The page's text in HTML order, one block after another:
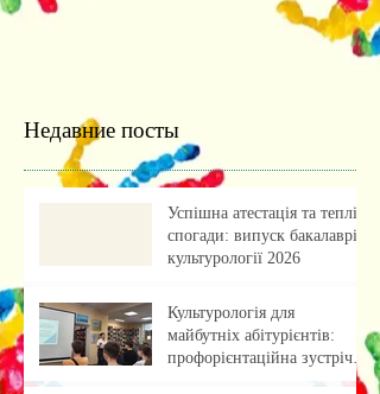
Недавние посты
Успішна атестація та теплі
спогади: випуск бакалаврів
культурології 2026
Культурологія для
майбутніх абітурієнтів:
профорієнтаційна зустріч із